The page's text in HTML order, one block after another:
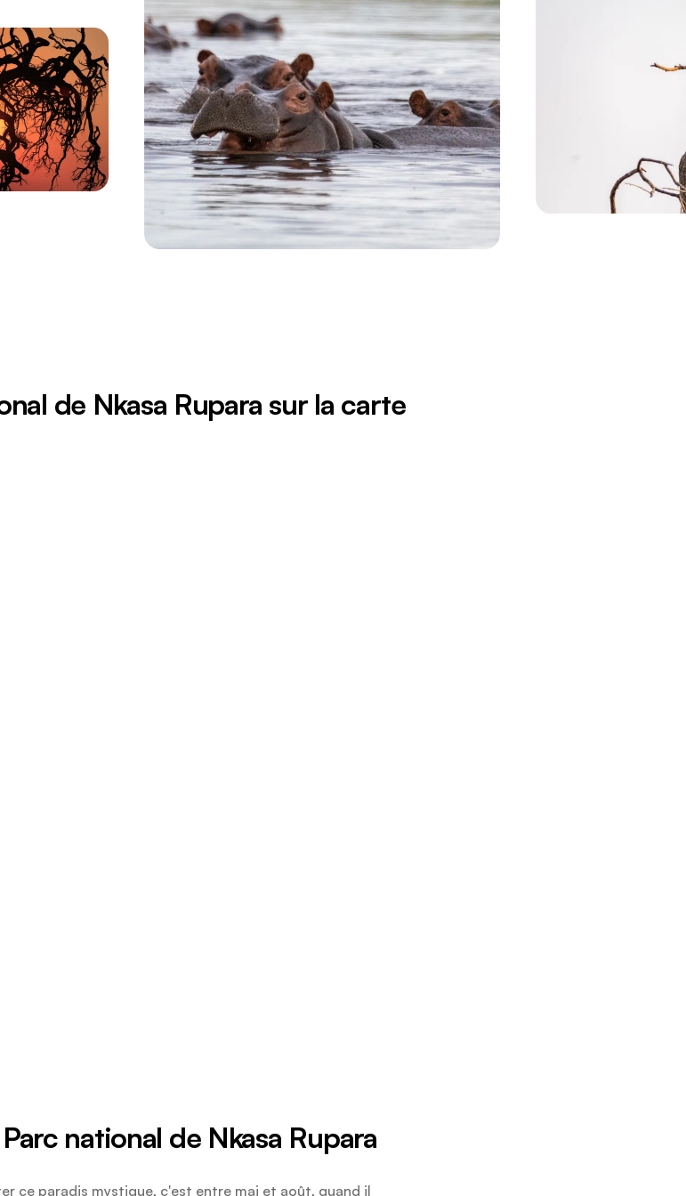
de Nkasa Rupara sur la carte
national de Nkasa Rupara
ce paradis mystique, c'est entre mai et août, quand il